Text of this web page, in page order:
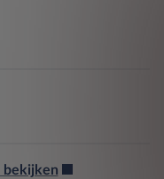
bekijken